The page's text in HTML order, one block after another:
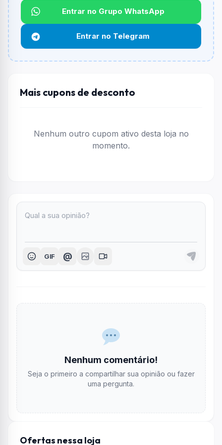
Não informado ou sem limite.
Funciona em qualquer produto?
Não necessariamente. Depende de itens participantes
e alguns vendedores ou produtos especificos podem
não aceitar cupons.
Entrar no Grupo WhatsApp
Entrar no Telegram
Mais cupons de desconto
Nenhum outro cupom ativo desta loja no
momento.
GIF @
Nenhum comentário!
Seja o primeiro a compartilhar sua opinião ou fazer
uma pergunta.
Ofertas nessa loja